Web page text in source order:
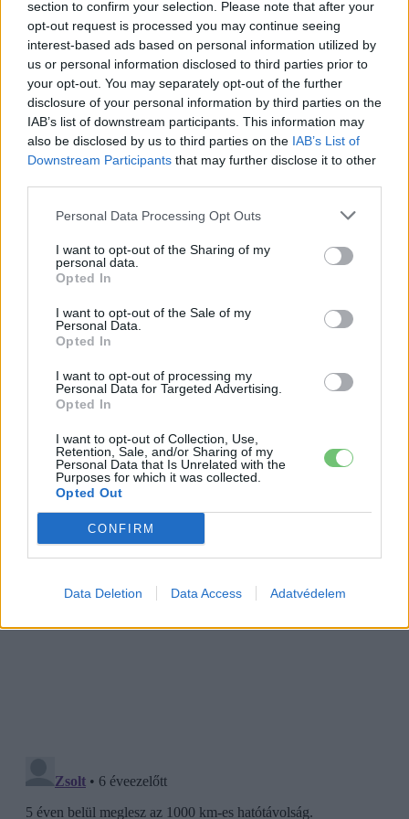
section to confirm your selection. Please note that after your
opt-out request is processed you may continue seeing
interest-based ads based on personal information utilized by
us or personal information disclosed to third parties prior to
your opt-out. You may separately opt-out of the further
disclosure of your personal information by third parties on the
IAB’s list of downstream participants. This information may
also be disclosed by us to third parties on the IAB’s List of
Downstream Participants that may further disclose it to other
Personal Data Processing Opt Outs
I want to opt-out of the Sharing of my
personal data.
Opted In
I want to opt-out of the Sale of my
Personal Data.
Opted In
I want to opt-out of processing my
Personal Data for Targeted Advertising.
Opted In
I want to opt-out of Collection, Use,
Retention, Sale, and/or Sharing of my
Personal Data that Is Unrelated with the
Purposes for which it was collected.
Opted Out
CONFIRM
Data Deletion Data Access Adatvédelem
Elektromos
akkumulátor-kijelzőjén
Elektromos
autó
A Leapmotor átlépte a 100 ezres
álomhatárt, és lekörözte a Changant
autó
9 perc töltés, 450 kilométer hatótáv –
ezzel indulhat harcba a Xpeng új
szabadidő-autója Európában